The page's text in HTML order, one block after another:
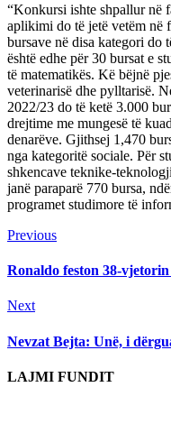
“Konkursi ishte shpallur në
aplikimi do të jetë vetëm
bursave në disa kategori do
është edhe për 30 bursat e
të matematikës. Kë bëjnë
veterinarisë dhe pylltarisë.
2022/23 do të ketë 3.000
drejtime me mungesë të
denarëve. Gjithsej 1,470
nga kategoritë sociale. Për
shkencave teknike-
janë paraparë 770 bursa,
programet studimore të
Continue
Reading
PreviousPrevious
Ronaldo feston 38-
NextNext
Nevzat Bejta: Unë, i
LAJMI FUNDIT